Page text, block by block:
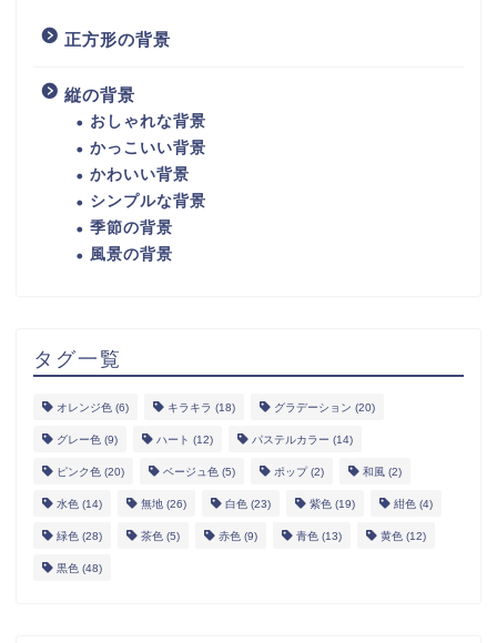
正方形の背景
縦の背景
おしゃれな背景
かっこいい背景
かわいい背景
シンプルな背景
季節の背景
風景の背景
タグ一覧
オレンジ色 (6) キラキラ (18) グラデーション (20)
グレー色 (9) ハート (12) パステルカラー (14)
ピンク色 (20) ベージュ色 (5) ポップ(2) 和風 (2)
水色 (14) 無地 (26) 白色 (23) 紫色 (19) 紺色 (4)
緑色 (28) 茶色 (5) 赤色 (9) 青色 (13) 黄色 (12)
黒色 (48)